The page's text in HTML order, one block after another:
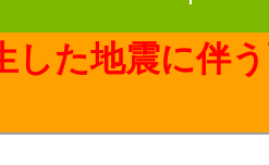
した地震に伴